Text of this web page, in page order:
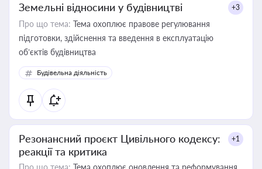
Земельні відносини у будівництві +3
Про що тема: Тема охоплює правове регулювання
підготовки, здійснення та введення в експлуатацію
об’єктів будівництва
Будівельна діяльність
Резонансний проєкт Цивільного кодексу:
реакції та критика
+1
Про що тема: Тема охоплює оновлення та реформування